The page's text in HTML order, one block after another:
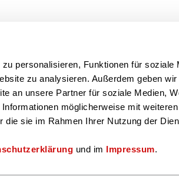
personalisieren, Funktionen für soziale
zu analysieren. Außerdem geben wir
an unsere Partner für soziale Medien,
möglicherweise mit
die sie im Rahmen Ihrer Nutzung der
und im Impressum.